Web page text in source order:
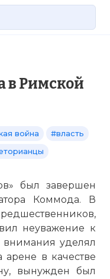
в Римской
война
#власть
был завершен
Коммода. В
неуважение к
уделял
в качестве
вынужден был